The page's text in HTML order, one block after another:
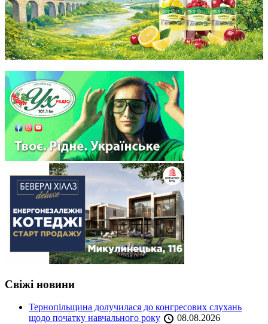
Свіжі новини
Тернопільщина долучилася до конгресових слухань
щодо початку навчального року
08.08.2026